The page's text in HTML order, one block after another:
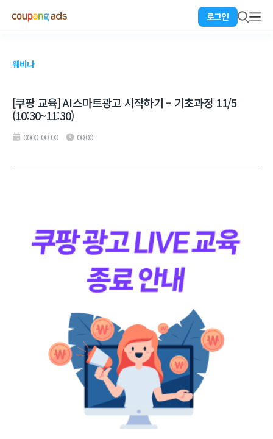
로그인
웨비나
[쿠팡 교육] AI스마트광고 시작하기 – 기초과정 11/5
(10:30~11:30)
0000-00-00 00:00